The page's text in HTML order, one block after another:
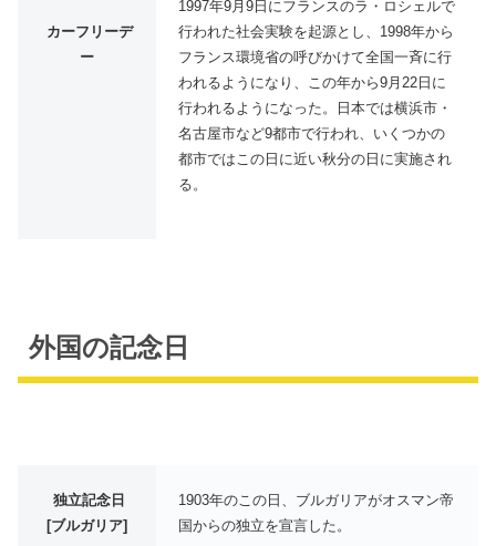
カーフリーデ
ー
1997年9月9日にフランスのラ・ロシェルで
行われた社会実験を起源とし、1998年から
フランス環境省の呼びかけて全国一斉に行
われるようになり、この年から9月22日に
行われるようになった。日本では横浜市・
名古屋市など9都市で行われ、いくつかの
都市ではこの日に近い秋分の日に実施され
る。
外国の記念日
独立記念日
[ブルガリア]
1903年のこの日、ブルガリアがオスマン帝
国からの独立を宣言した。